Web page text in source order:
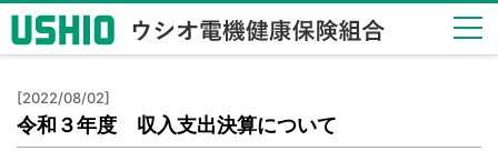
健保
のし
くみ
[2022/08/02]
令和３年度 収入支出決算について